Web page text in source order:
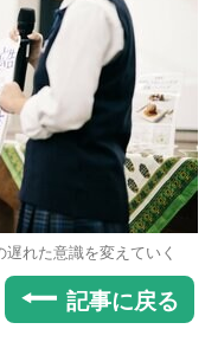
れた意識を変えていく
記事に戻る